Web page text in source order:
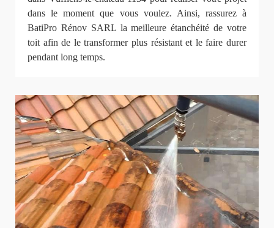
dans le moment que vous voulez. Ainsi, rassurez à
BatiPro Rénov SARL la meilleure étanchéité de votre
toit afin de le transformer plus résistant et le faire durer
pendant long temps.